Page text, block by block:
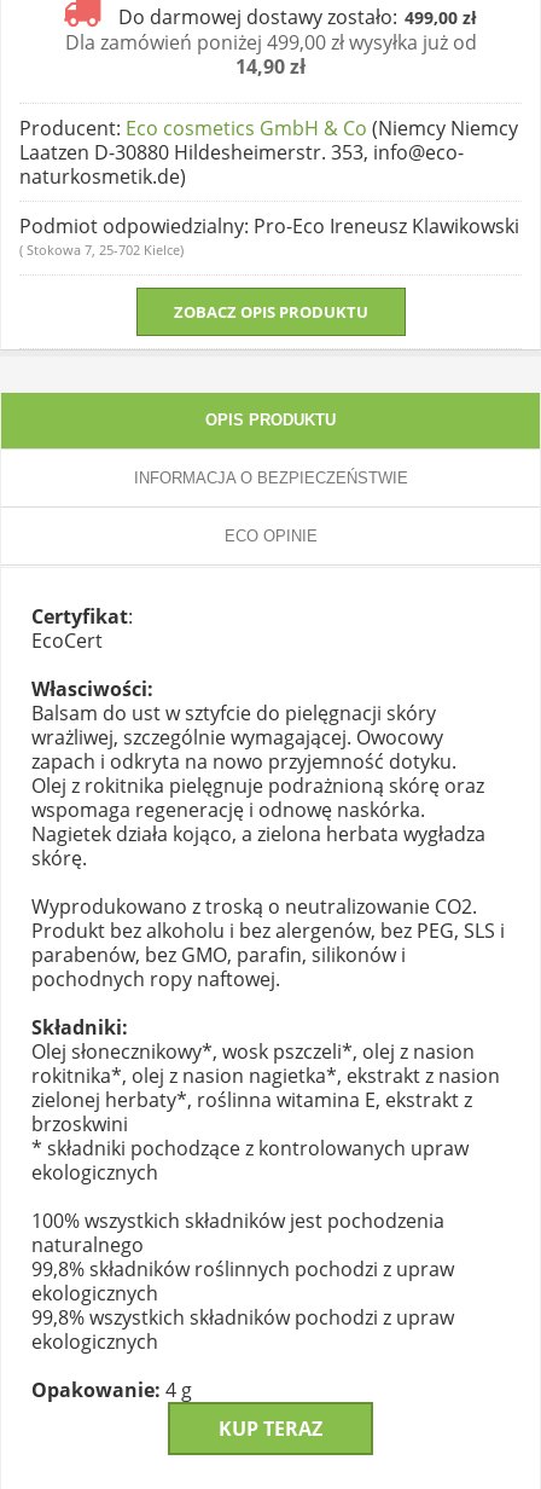
Do darmowej dostawy zostało: 499,00 zł
Dla zamówień poniżej 499,00 zł wysyłka już od
14,90 zł
Producent: Eco cosmetics GmbH & Co (Niemcy Niemcy
Laatzen D-30880 Hildesheimerstr. 353, info@eco-
naturkosmetik.de)
Podmiot odpowiedzialny: Pro-Eco Ireneusz Klawikowski
( Stokowa 7, 25-702 Kielce)
ZOBACZ OPIS PRODUKTU
OPIS PRODUKTU
INFORMACJA O BEZPIECZEŃSTWIE
ECO OPINIE
Certyfikat:
EcoCert
Własciwości:
Balsam do ust w sztyfcie do pielęgnacji skóry
wrażliwej, szczególnie wymagającej. Owocowy
zapach i odkryta na nowo przyjemność dotyku.
Olej z rokitnika pielęgnuje podrażnioną skórę oraz
wspomaga regenerację i odnowę naskórka.
Nagietek działa kojąco, a zielona herbata wygładza
skórę.
Wyprodukowano z troską o neutralizowanie CO2.
Produkt bez alkoholu i bez alergenów, bez PEG, SLS i
parabenów, bez GMO, parafin, silikonów i
pochodnych ropy naftowej.
Składniki:
Olej słonecznikowy*, wosk pszczeli*, olej z nasion
rokitnika*, olej z nasion nagietka*, ekstrakt z nasion
zielonej herbaty*, roślinna witamina E, ekstrakt z
brzoskwini
* składniki pochodzące z kontrolowanych upraw
ekologicznych
100% wszystkich składników jest pochodzenia
naturalnego
99,8% składników roślinnych pochodzi z upraw
ekologicznych
99,8% wszystkich składników pochodzi z upraw
ekologicznych
Opakowanie: 4 g
KUP TERAZ